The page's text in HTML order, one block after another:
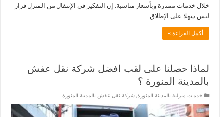
خلال خدمات ممتازة وبأسعار مناسبة. إن التفكير في الإنتقال من المنزل قرار
ليس سهلا على الإطلاق …
أكمل القراءة »
لماذا حصلنا على لقب افضل شركة نقل عفش
بالمدينة المنورة ؟
خدمات منزلية بالمدينة المنورة,شركة نقل عفش بالمدينة المنورة